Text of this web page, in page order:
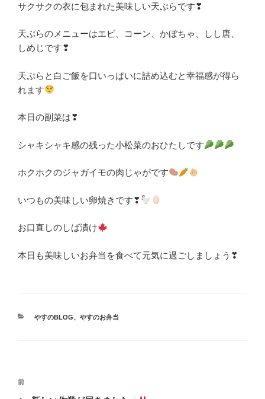
サクサクの衣に包まれた美味しい天ぷらです❣
天ぷらのメニューはエビ、コーン、かぼちゃ、しし唐、
しめじです❣
天ぷらと白ご飯を口いっぱいに詰め込むと幸福感が得ら
れます
本日の副菜は❣
シャキシャキ感の残った小松菜のおひたしです
ホクホクのジャガイモの肉じゃがです
いつもの美味しい卵焼きです❣
お口直しのしば漬け
本日も美味しいお弁当を食べて元気に過ごしましょう❣
カ
やすのBLOG、 やすのお弁当
投
前
前